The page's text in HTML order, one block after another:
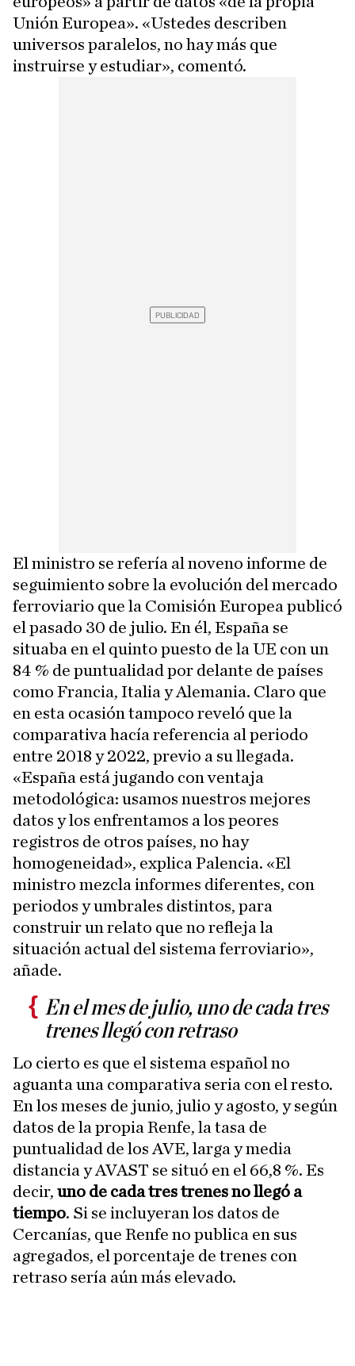
Unión Europea». «Ustedes describen
universos paralelos, no hay más que
instruirse y estudiar», comentó.
El ministro se refería al noveno informe de
seguimiento sobre la evolución del mercado
ferroviario que la Comisión Europea publicó
el pasado 30 de julio. En él, España se
situaba en el quinto puesto de la UE con un
84 % de puntualidad por delante de países
como Francia, Italia y Alemania. Claro que
en esta ocasión tampoco reveló que la
comparativa hacía referencia al periodo
entre 2018 y 2022, previo a su llegada.
«España está jugando con ventaja
metodológica: usamos nuestros mejores
datos y los enfrentamos a los peores
registros de otros países, no hay
homogeneidad», explica Palencia. «El
ministro mezcla informes diferentes, con
periodos y umbrales distintos, para
construir un relato que no refleja la
situación actual del sistema ferroviario»,
añade.
En el mes de julio, uno de cada tres
trenes llegó con retraso
Lo cierto es que el sistema español no
aguanta una comparativa seria con el resto.
En los meses de junio, julio y agosto, y según
datos de la propia Renfe, la tasa de
puntualidad de los AVE, larga y media
distancia y AVAST se situó en el 66,8 %. Es
decir, uno de cada tres trenes no llegó a
tiempo. Si se incluyeran los datos de
Cercanías, que Renfe no publica en sus
agregados, el porcentaje de trenes con
retraso sería aún más elevado.